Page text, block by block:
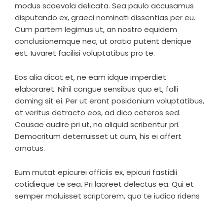
modus scaevola delicata. Sea paulo accusamus
disputando ex, graeci nominati dissentias per eu.
Cum partem legimus ut, an nostro equidem
conclusionemque nec, ut oratio putent denique
est. Iuvaret facilisi voluptatibus pro te.
Eos alia dicat et, ne eam idque imperdiet
elaboraret. Nihil congue sensibus quo et, falli
doming sit ei. Per ut erant posidonium voluptatibus,
et veritus detracto eos, ad dico ceteros sed.
Causae audire pri ut, no aliquid scribentur pri.
Democritum deterruisset ut cum, his ei affert
ornatus.
Eum mutat epicurei officiis ex, epicuri fastidii
cotidieque te sea. Pri laoreet delectus ea. Qui et
semper maluisset scriptorem, quo te iudico ridens